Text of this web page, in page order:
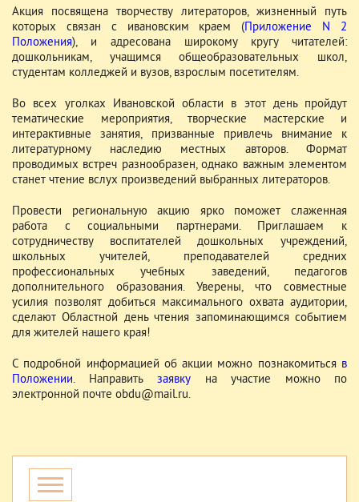
Акция посвящена творчеству литераторов, жизненный путь
которых связан с ивановским краем (Приложение N 2
Положения), и адресована широкому кругу читателей:
дошкольникам, учащимся общеобразовательных школ,
студентам колледжей и вузов, взрослым посетителям.
Во всех уголках Ивановской области в этот день пройдут
тематические мероприятия, творческие мастерские и
интерактивные занятия, призванные привлечь внимание к
литературному наследию местных авторов. Формат
проводимых встреч разнообразен, однако важным элементом
станет чтение вслух произведений выбранных литераторов.
Провести региональную акцию ярко поможет слаженная
работа с социальными партнерами. Приглашаем к
сотрудничеству воспитателей дошкольных учреждений,
школьных учителей, преподавателей средних
профессиональных учебных заведений, педагогов
дополнительного образования. Уверены, что совместные
усилия позволят добиться максимального охвата аудитории,
сделают Областной день чтения запоминающимся событием
для жителей нашего края!
С подробной информацией об акции можно познакомиться в
Положении. Направить заявку на участие можно по
электронной почте obdu@mail.ru.